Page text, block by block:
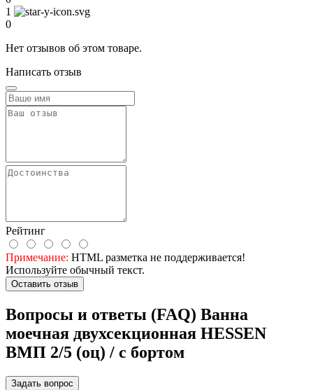
1
0
Нет отзывов об этом товаре.
Написать отзыв
Рейтинг
Примечание: HTML разметка не поддерживается!
Используйте обычный текст.
Оставить отзыв
Вопросы и ответы (FAQ) Ванна
моечная двухсекционная HESSEN
ВМП 2/5 (оц) / с бортом
Задать вопрос